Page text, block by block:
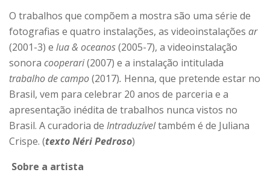
O trabalhos que compõem a mostra são uma série de
fotografias e quatro instalações, as videoinstalações ar
(2001-3) e lua & oceanos(2005-7), a videoinstalação
sonora cooperari(2007) e a instalação intitulada
trabalho de campo(2017). Henna, que pretende estar no
Brasil, vem para celebrar 20 anos de parceria e a
apresentação inédita de trabalhos nunca vistos no
Brasil. A curadoria de Intraduzíveltambém é de Juliana
Crispe. (texto Néri Pedroso)
Sobre a artista